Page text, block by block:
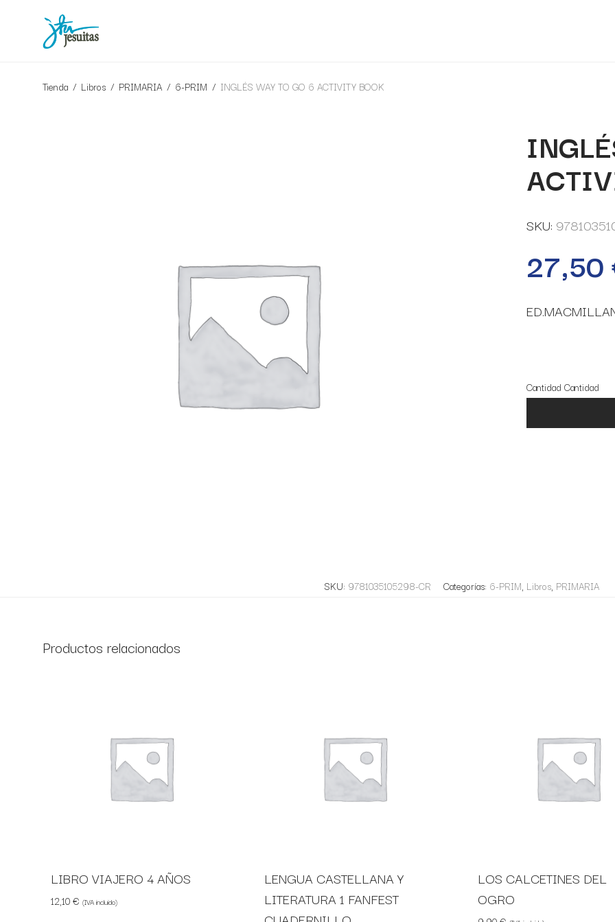
Tienda / Libros / PRIMARIA / 6-PRIM / INGLÉS WAY TO GO 6 ACTIVITY BOOK
SKU:
27,50
Cantidad Cantidad
SKU: 9781035105298-CR Categorías: 6-PRIM, Libros, PRIMARIA
Productos relacionados
LIBRO VIAJERO 4 AÑOS
12,10€ (IVA incluido)
LENGUA CASTELLANA Y
LITERATURA 1 FANFEST
LOS CALCETINES DEL
OGRO